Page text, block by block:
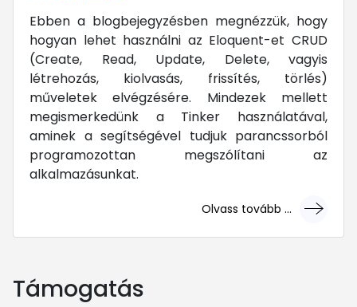
Ebben a blogbejegyzésben megnézzük, hogy
hogyan lehet használni az Eloquent-et CRUD
(Create, Read, Update, Delete, vagyis
létrehozás, kiolvasás, frissítés, törlés)
műveletek elvégzésére. Mindezek mellett
megismerkedünk a Tinker használatával,
aminek a segítségével tudjuk parancssorból
programozottan megszólítani az
alkalmazásunkat.
Olvass tovább ...
... mert megéri!
Támogatás